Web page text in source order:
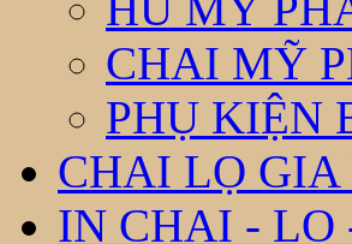
CHAI MỸ
PHỤ KIỆN
CHAI LỌ GIA
IN CHAI - LỌ